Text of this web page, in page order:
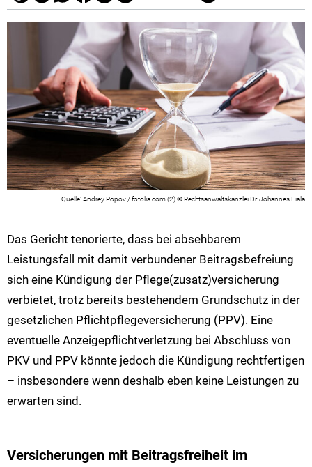
Andrey Popov / fotolia.com (2) © Rechtsanwaltskanzlei Dr. Johannes Fiala
Das Gericht tenorierte, dass bei absehbarem
Leistungsfall mit damit verbundener Beitragsbefreiung
sich eine Kündigung der Pflege(zusatz)versicherung
verbietet, trotz bereits bestehendem Grundschutz in der
gesetzlichen Pflichtpflegeversicherung (PPV). Eine
eventuelle Anzeigepflichtverletzung bei Abschluss von
PKV und PPV könnte jedoch die Kündigung rechtfertigen
– insbesondere wenn deshalb eben keine Leistungen zu
erwarten sind.
Versicherungen mit Beitragsfreiheit im